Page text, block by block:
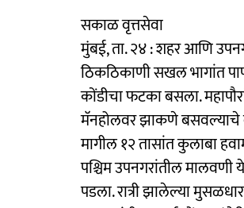
सकाळ वृत्तसेवा
​मुंबई, ता. २४ : शहर आणि
ठिकठिकाणी सखल भागांत
कोंडीचा फटका बसला.
मॅनहोलवर झाकणे बसवल्याचे
मागील १२ तासांत कुलाबा
पश्चिम उपनगरांतील मालवणी
पडला. रात्री झालेल्या